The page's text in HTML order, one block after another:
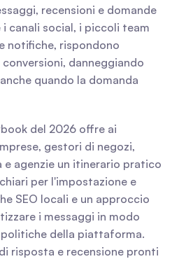
recensioni e domande
canali social, i piccoli team
notifiche, rispondono
danneggiando
quando la domanda
del 2026 offre ai
gestori di negozi,
agenzie un itinerario pratico
per l'impostazione e
SEO locali e un approccio
i messaggi in modo
politiche della piattaforma.
risposta e recensione pronti